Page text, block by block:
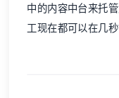
中的内容中台来托
工现在都可以在几秒